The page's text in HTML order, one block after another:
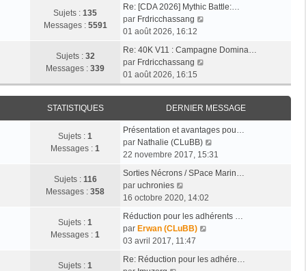
e
s
s
a
g
e
i
e
r
m
e
s
s
a
g
e
d
e
i
e
r
e
s
a
g
r
l
e
d
e
r
n
i
e
r
m
e
s
s
a
g
Sujets : 135
Messages : 5591
Re: [CDA 2026] Mythic Battle:…
par Frdricchassang
r
e
n
i
e
m
s
s
a
01 août 2026, 16:12
Sujets : 32
Messages : 339
Re: 40K V11 : Campagne Domina…
par Frdricchassang
i
r
l
e
d
e
r
n
e
m
e
s
01 août 2026, 16:15
STATISTIQUES DERNIER MESSAGE
Sujets : 1
Messages : 1
Présentation et avantages pou…
par Nathalie (CLuBB)
o
d
i
22 novembre 2017, 15:31
Sujets : 116
Messages : 358
Sorties Nécrons / SPace Marin…
par uchronies
o
r
l
e
d
16 octobre 2020, 14:02
Sujets : 1
Messages : 1
Réduction pour les adhérents …
par Erwan (CLuBB)
r
03 avril 2017, 11:47
Sujets : 1
Re: Réduction pour les adhére…